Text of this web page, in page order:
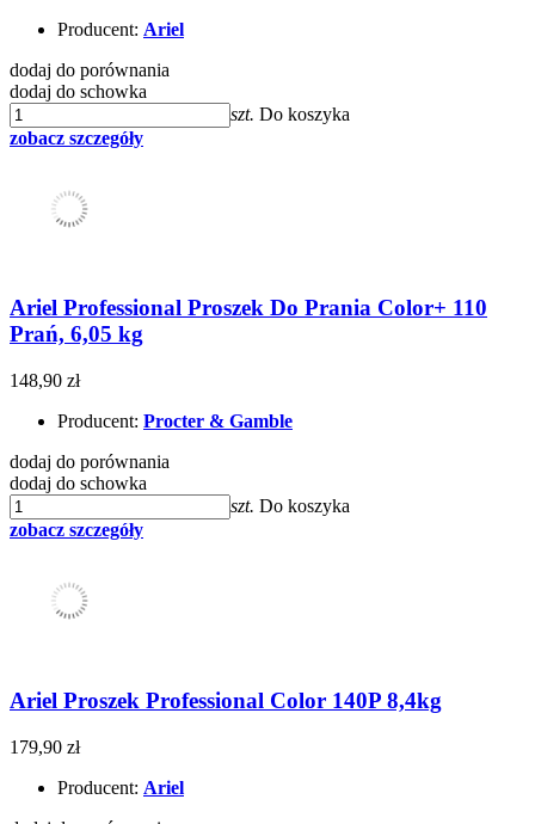
Producent: Ariel
dodaj do porównania
dodaj do schowka
szt. Do koszyka
zobacz szczegóły
Ariel Professional Proszek Do Prania Color+ 110
Prań, 6,05 kg
148,90 zł
Producent: Procter & Gamble
dodaj do porównania
dodaj do schowka
szt. Do koszyka
zobacz szczegóły
Ariel Proszek Professional Color 140P 8,4kg
179,90 zł
Producent: Ariel